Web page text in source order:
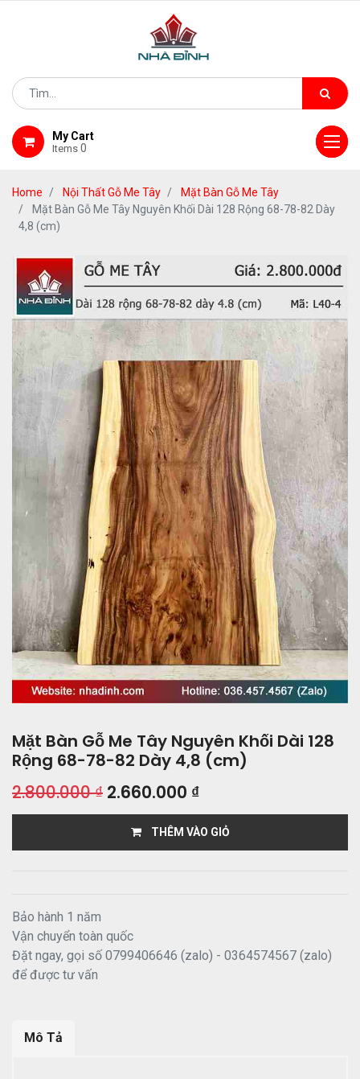
My Cart
Items 0
Home Nội Thất Gỗ Me Tây
Mặt Bàn Gỗ Me Tây
Mặt Bàn Gỗ Me Tây Nguyên Khối Dài 128 Rộng 68-78-82 Dày
4,8 (cm)
Mặt Bàn Gỗ Me Tây Nguyên Khối Dài 128
Rộng 68-78-82 Dày 4,8 (cm)
2.800.000₫ 2.660.000 ₫
THÊM VÀO GIỎ
Bảo hành 1 năm
Vận chuyển toàn quốc
Đặt ngay, gọi số 0799406646 (zalo) - 0364574567 (zalo)
để được tư vấn
Mô Tả